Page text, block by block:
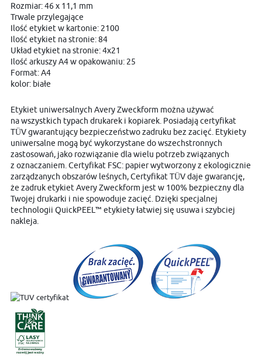
Rozmiar: 46 x 11,1 mm
Trwale przylegające
Ilość etykiet w kartonie: 2100
Ilość etykiet na stronie: 84
Układ etykiet na stronie: 4x21
Ilość arkuszy A4 w opakowaniu: 25
Format: A4
kolor: białe
Etykiet uniwersalnych Avery Zweckform można używać
na wszystkich typach drukarek i kopiarek. Posiadają certyfikat
TÜV gwarantujący bezpieczeństwo zadruku bez zacięć. Etykiety
uniwersalne mogą być wykorzystane do wszechstronnych
zastosowań, jako rozwiązanie dla wielu potrzeb związanych
z oznaczaniem. Certyfikat FSC: papier wytworzony z ekologicznie
zarządzanych obszarów leśnych, Certyfikat TÜV daje gwarancję,
że zadruk etykiet Avery Zweckform jest w 100% bezpieczny dla
Twojej drukarki i nie spowoduje zacięć. Dzięki specjalnej
technologii QuickPEEL™ etykiety łatwiej się usuwa i szybciej
nakleja.